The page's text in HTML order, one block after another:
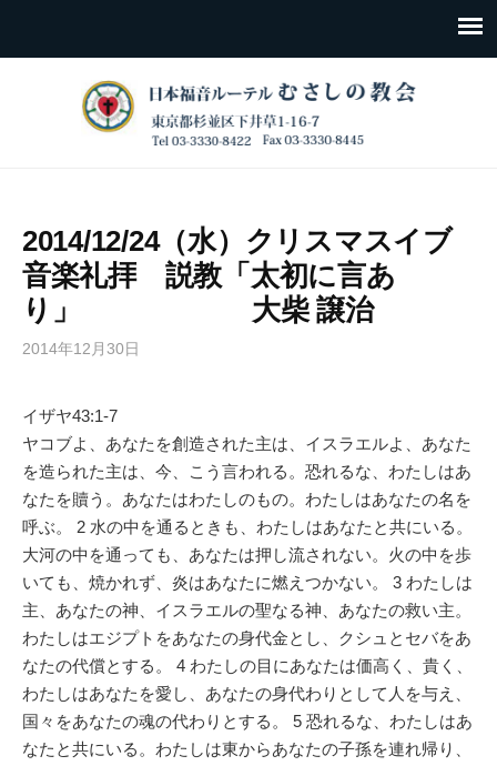
2014/12/24（水）クリスマスイブ
音楽礼拝 説教「太初に言あ
り」 大柴 譲治
2014年12月30日
イザヤ43:1-7
ヤコブよ、あなたを創造された主は、イスラエルよ、あなた
を造られた主は、今、こう言われる。恐れるな、わたしはあ
なたを贖う。あなたはわたしのもの。わたしはあなたの名を
呼ぶ。 2 水の中を通るときも、わたしはあなたと共にいる。
大河の中を通っても、あなたは押し流されない。火の中を歩
いても、焼かれず、炎はあなたに燃えつかない。 3 わたしは
主、あなたの神、イスラエルの聖なる神、あなたの救い主。
わたしはエジプトをあなたの身代金とし、クシュとセバをあ
なたの代償とする。 4 わたしの目にあなたは価高く、貴く、
わたしはあなたを愛し、あなたの身代わりとして人を与え、
国々をあなたの魂の代わりとする。 5 恐れるな、わたしはあ
なたと共にいる。わたしは東からあなたの子孫を連れ帰り、